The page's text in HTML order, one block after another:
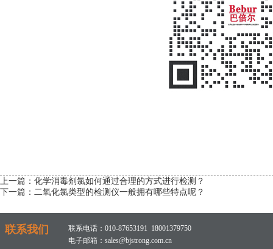
上一篇： 化学消毒剂氯如何通过合理的方式进行检测？
下一篇： 二氧化氯类型的检测仪一般拥有哪些特点呢？
联系我们
联系电话：010-87653191 18001379750
电子邮箱：sales@bjstrong.com.cn